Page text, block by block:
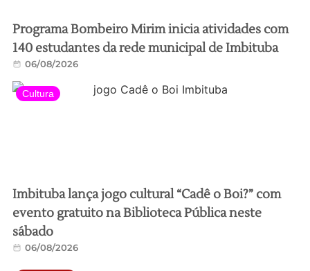
Programa Bombeiro Mirim inicia atividades com
140 estudantes da rede municipal de Imbituba
06/08/2026
Cultura
Imbituba lança jogo cultural “Cadê o Boi?” com
evento gratuito na Biblioteca Pública neste
sábado
06/08/2026